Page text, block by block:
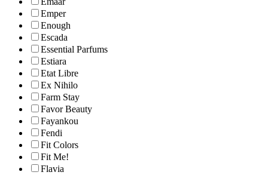
Emper
Enough
Escada
Essential Parfums
Estiara
Etat Libre
Ex Nihilo
Farm Stay
Favor Beauty
Fayankou
Fendi
Fit Colors
Fit Me!
Flavia